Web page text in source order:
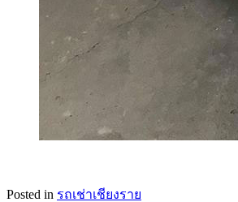
Posted in รถเช่าเชียงราย